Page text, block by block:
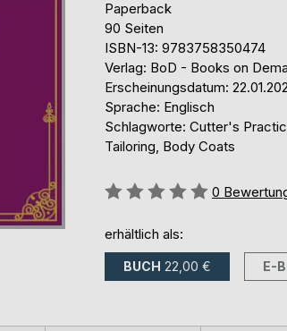
Paperback
90 Seiten
ISBN-13: 9783758350474
Verlag: BoD - Books on
Erscheinungsdatum:
Sprache: Englisch
Schlagworte: Cutter's
Tailoring, Body Coats
Bewertung::
0
erhältlich als:
BUCH 22,00 € E-